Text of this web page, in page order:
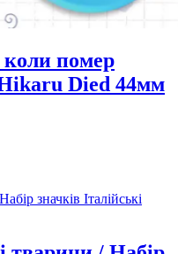
коли помер
Died 44мм